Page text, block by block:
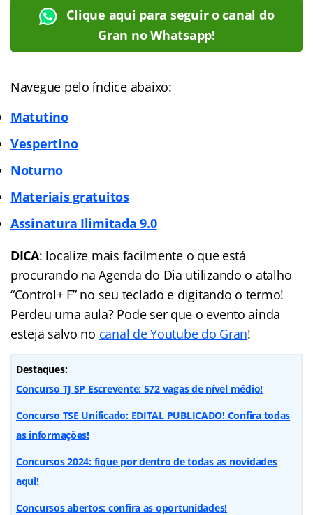
Clique aqui para seguir o canal do
Gran no Whatsapp!
Navegue pelo índice abaixo:
Matutino
Vespertino
Noturno
Materiais gratuitos
Assinatura Ilimitada9.0
DICA: localize mais facilmente o que está
procurando na Agenda do Dia utilizando o atalho
“Control+ F” no seu teclado e digitando o termo!
Perdeu uma aula? Pode ser que o evento ainda
esteja salvo no canal de Youtube do Gran!
Destaques:
Concurso TJ SP Escrevente: 572 vagas de nível médio!
Concurso TSE Unificado: EDITAL PUBLICADO! Confira todas
as informações!
Concursos 2024: fique por dentro de todas as novidades
aqui!
Concursos abertos: confira as oportunidades!